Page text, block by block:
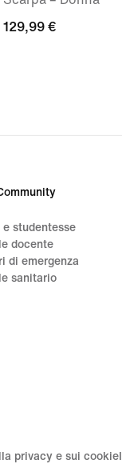
129,99
129,99 €
studentesse
docente
di emergenza
sanitario
privacy e sui cookie